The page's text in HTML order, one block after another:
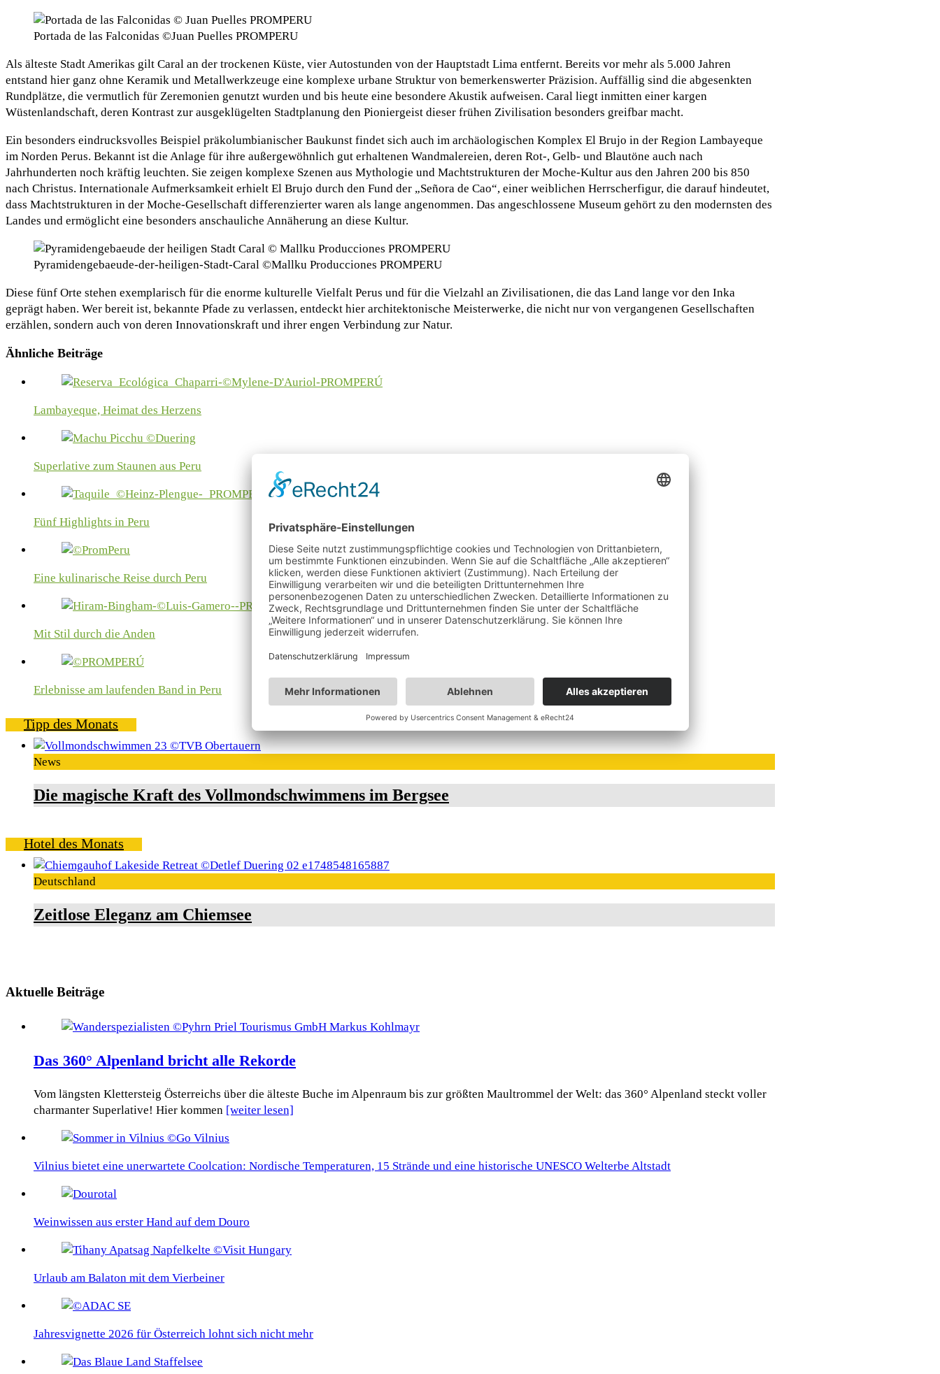
Portada de las Falconidas ©Juan Puelles PROMPERU
Als älteste Stadt Amerikas gilt Caral an der trockenen Küste, vier Autostunden von der Hauptstadt Lima entfernt. Bereits vor mehr als 5.000 Jahren
entstand hier ganz ohne Keramik und Metallwerkzeuge eine komplexe urbane Struktur von bemerkenswerter Präzision. Auffällig sind die abgesenkten
Rundplätze, die vermutlich für Zeremonien genutzt wurden und bis heute eine besondere Akustik aufweisen. Caral liegt inmitten einer kargen
Wüstenlandschaft, deren Kontrast zur ausgeklügelten Stadtplanung den Pioniergeist dieser frühen Zivilisation besonders greifbar macht.
Ein besonders eindrucksvolles Beispiel präkolumbianischer Baukunst findet sich auch im archäologischen Komplex El Brujo in der Region Lambayeque
im Norden Perus. Bekannt ist die Anlage für ihre außergewöhnlich gut erhaltenen Wandmalereien, deren Rot-, Gelb- und Blautöne auch nach
Jahrhunderten noch kräftig leuchten. Sie zeigen komplexe Szenen aus Mythologie und Machtstrukturen der Moche-Kultur aus den Jahren 200 bis 850
nach Christus. Internationale Aufmerksamkeit erhielt El Brujo durch den Fund der „Señora de Cao“, einer weiblichen Herrscherfigur, die darauf hindeutet,
dass Machtstrukturen in der Moche-Gesellschaft differenzierter waren als lange angenommen. Das angeschlossene Museum gehört zu den modernsten des
Landes und ermöglicht eine besonders anschauliche Annäherung an diese Kultur.
Pyramidengebaeude-der-heiligen-Stadt-Caral ©Mallku Producciones PROMPERU
Diese fünf Orte stehen exemplarisch für die enorme kulturelle Vielfalt Perus und für die Vielzahl an Zivilisationen, die das Land lange vor den Inka
geprägt haben. Wer bereit ist, bekannte Pfade zu verlassen, entdeckt hier architektonische Meisterwerke, die nicht nur von vergangenen Gesellschaften
erzählen, sondern auch von deren Innovationskraft und ihrer engen Verbindung zur Natur.
Ähnliche Beiträge
Lambayeque, Heimat des Herzens
Superlative zum Staunen aus Peru
Fünf Highlights in Peru
Eine kulinarische Reise durch Peru
Mit Stil durch die Anden
Erlebnisse am laufenden Band in Peru
Tipp des Monats
News
Die magische Kraft des Vollmondschwimmens im Bergsee
Hotel des Monats
Deutschland
Zeitlose Eleganz am Chiemsee
Aktuelle Beiträge
Das 360° Alpenland bricht alle Rekorde
Vom längsten Klettersteig Österreichs über die älteste Buche im Alpenraum bis zur größten Maultrommel der Welt: das 360° Alpenland steckt voller
charmanter Superlative! Hier kommen [weiter lesen]
Vilnius bietet eine unerwartete Coolcation: Nordische Temperaturen, 15 Strände und eine historische UNESCO Welterbe Altstadt
Weinwissen aus erster Hand auf dem Douro
Urlaub am Balaton mit dem Vierbeiner
Jahresvignette 2026 für Österreich lohnt sich nicht mehr